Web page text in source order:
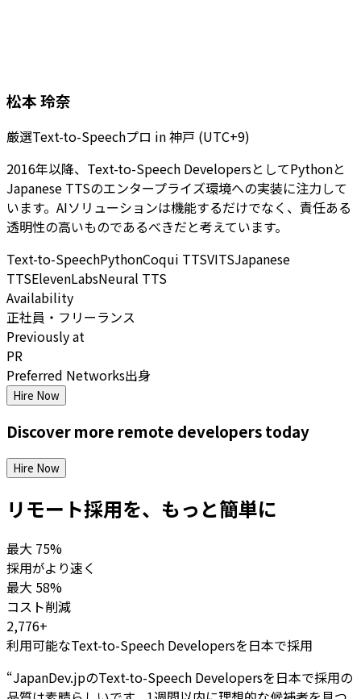
松本 玲奈
厳選Text-to-Speechプロ in神戸 (UTC+9)
2016年以降、Text-to-Speech DevelopersとしてPythonと
Japanese TTSのエンタープライズ環境への実装に注力して
います。AIソリューションは機能するだけでなく、責任ある
透明性の高いものであるべきだと考えています。
Text-to-SpeechPythonCoqui TTSVITSJapanese
TTSElevenLabsNeural TTS
Availability
正社員・フリーランス
Previously at
PR
Preferred Networks出身
Hire Now
Discover more remote developerstoday
Hire Now
リモート採用を、もっと簡単に
最大 75%
採用がより速く
最大 58%
コスト削減
2,776+
利用可能なText-to-Speech Developersを日本で採用
“JapanDev.jpのText-to-Speech Developersを日本で採用の